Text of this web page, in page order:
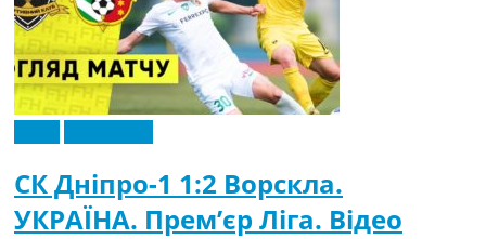
СК Дніпро-1 1:2 Ворскла.
УКРАЇНА. Прем’єр Ліга. Відео